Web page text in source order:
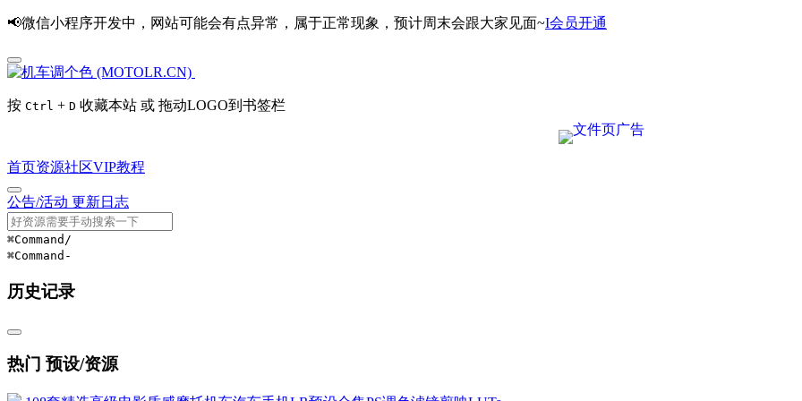
📢微信小程序开发中，网站可能会有点异常，属于正常现象，预计周末会跟大家见面~I会员开通
按 Ctrl + D 收藏本站 或 拖动LOGO到书签栏
首页资源社区VIP教程
公告/活动 更新日志
⌘Command /
⌘Command -
历史记录
热门 预设/资源